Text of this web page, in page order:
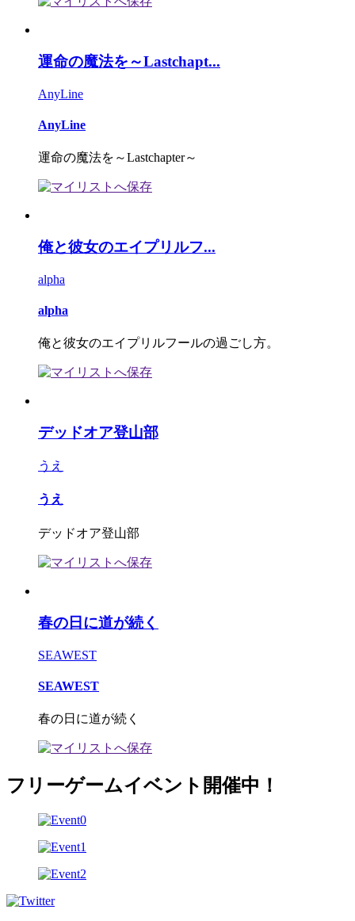
運命の魔法を～Lastchapt...
AnyLine
AnyLine
運命の魔法を～Lastchapter～
俺と彼女のエイプリルフ...
alpha
alpha
俺と彼女のエイプリルフールの過ごし方。
デッドオア登山部
うえ
うえ
デッドオア登山部
春の日に道が続く
SEAWEST
SEAWEST
春の日に道が続く
フリーゲームイベント開催中！